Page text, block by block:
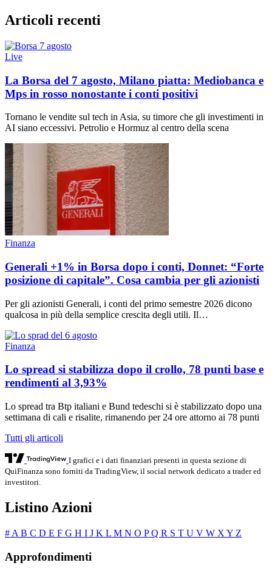
Articoli recenti
Live
La Borsa del 7 agosto, Milano piatta: Mediobanca e
Mps in rosso nonostante i conti positivi
Tornano le vendite sul tech in Asia, su timore che gli investimenti in
AI siano eccessivi. Petrolio e Hormuz al centro della scena
Finanza
Generali +1% in Borsa dopo i conti, Donnet: “Forte
posizione di capitale”. Cosa cambia per gli azionisti
Per gli azionisti Generali, i conti del primo semestre 2026 dicono
qualcosa in più della semplice crescita degli utili. Il…
Finanza
Lo spread si stabilizza dopo il crollo, 78 punti base e
rendimenti al 3,93%
Lo spread tra Btp italiani e Bund tedeschi si è stabilizzato dopo una
settimana di cali e risalite, rimanendo per 24 ore attorno ai 78 punti
Tutti gli articoli
I grafici e i dati finanziari presenti in questa sezione di
QuiFinanza sono forniti da TradingView, il social network dedicato a trader ed
investitori.
Listino Azioni
# A B C D E F G H I J K L M N O PQ R S T U V W X Y Z
Approfondimenti